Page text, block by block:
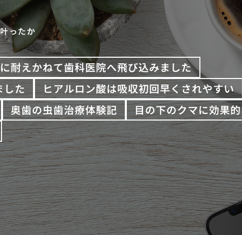
ったか
耐えかねて歯科医院へ飛び込みました
した
ヒアルロン酸は吸収初回早くされやすい
奥歯の虫歯治療体験記
目の下のクマに効果